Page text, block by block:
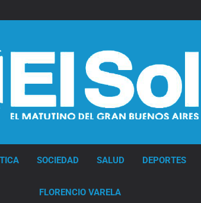
SOCIEDAD SALUD DEPORTES
FLORENCIO VARELA